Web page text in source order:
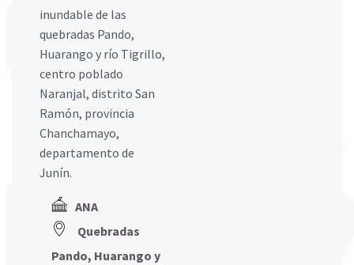
inundable de las
quebradas Pando,
Huarango y río Tigrillo,
centro poblado
Naranjal, distrito San
Ramón, provincia
Chanchamayo,
departamento de
Junín.
ANA
Quebradas
Pando, Huarango y